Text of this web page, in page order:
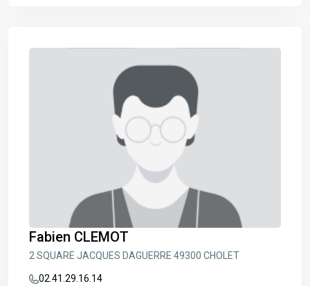
Fabien CLEMOT
2 SQUARE JACQUES DAGUERRE 49300 CHOLET
02.41.29.16.14